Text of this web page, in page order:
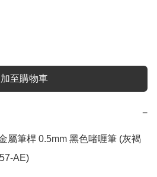
加至購物車
−
屬筆桿 0.5mm 黑色啫喱筆 (灰褐
AE)